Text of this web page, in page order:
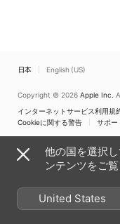
日本 English (US)
Copyright © 2026 Apple Inc.
インターネットサービス利用規
Cookieに関する警告
サポー
他の国を選択
ンテンツをご
United States